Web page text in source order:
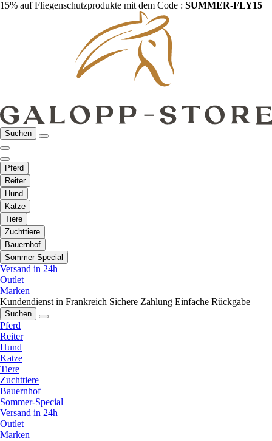
15% auf Fliegenschutzprodukte mit dem Code : SUMMER-FLY15
Suchen
Pferd
Reiter
Hund
Katze
Tiere
Zuchttiere
Bauernhof
Sommer-Special
Versand in 24h
Outlet
Marken
Kundendienst in Frankreich Sichere Zahlung Einfache Rückgabe
Suchen
Pferd
Reiter
Hund
Katze
Tiere
Zuchttiere
Bauernhof
Sommer-Special
Versand in 24h
Outlet
Marken